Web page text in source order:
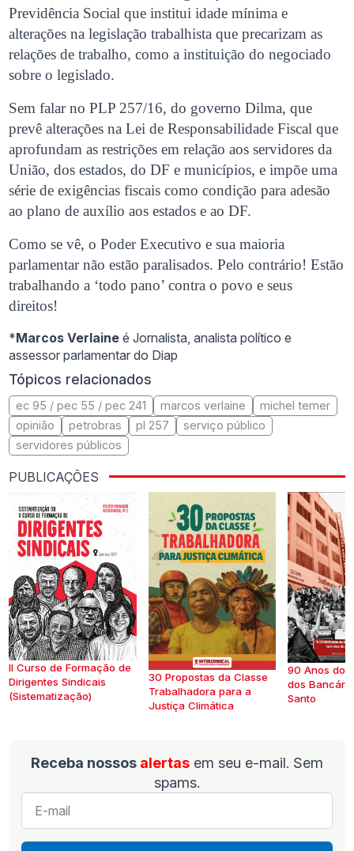
Previdência Social que institui idade mínima e
alterações na legislação trabalhista que precarizam as
relações de trabalho, como a instituição do negociado
sobre o legislado.
Sem falar no PLP 257/16, do governo Dilma, que
prevê alterações na Lei de Responsabilidade Fiscal que
aprofundam as restrições em relação aos servidores da
União, dos estados, do DF e municípios, e impõe uma
série de exigências fiscais como condição para adesão
ao plano de auxílio aos estados e ao DF.
Como se vê, o Poder Executivo e sua maioria
parlamentar não estão paralisados. Pelo contrário! Estão
trabalhando a ‘todo pano’ contra o povo e seus
direitos!
*Marcos Verlaine é Jornalista, analista político e
assessor parlamentar do Diap
Tópicos relacionados
ec 95 / pec 55 / pec 241 marcos verlaine
michel temer
opinião
petrobras pl 257
serviço público
servidores públicos
PUBLICAÇÕES
II Curso de Formação de
Dirigentes Sindicais
(Sistematização)
30 Propostas da Classe
Trabalhadora para a
Justiça Climática
90 Anos do
dos
Santo
Receba nossos alertas em seu e-mail. Sem
spams.
E-
mail